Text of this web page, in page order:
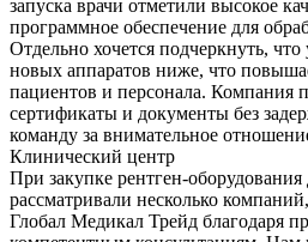
запуска врачи отметили высокое
программное обеспечение для
Отдельно хочется подчеркнуть,
новых аппаратов ниже, что
пациентов и персонала. Компания
сертификаты и документы без
команду за внимательное
Клинический центр
При закупке рентген-
рассматривали несколько
Глобал Медикал Трейд благодаря